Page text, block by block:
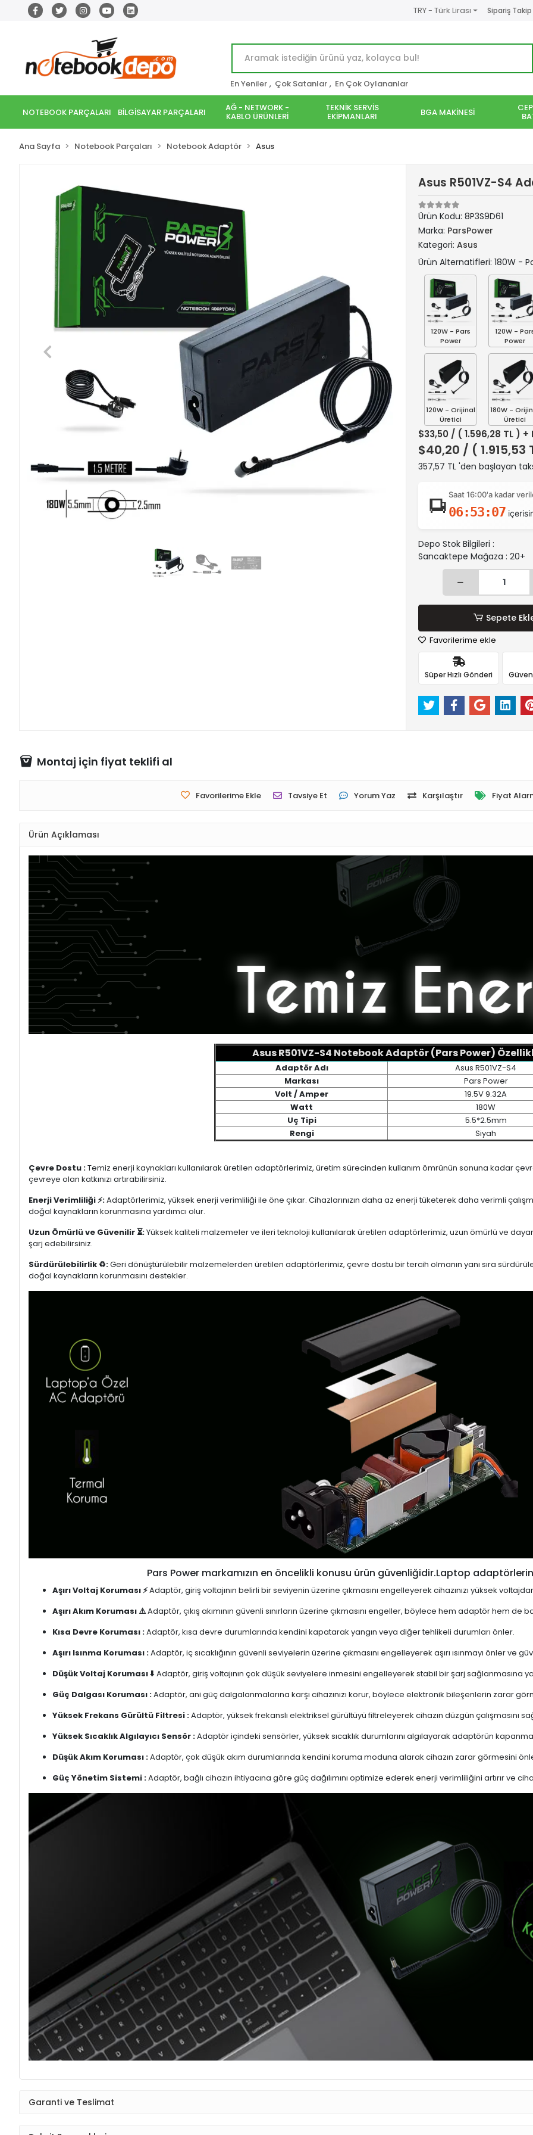
TRY - Türk Lirası Sipariş Takip
En Yeniler , Çok Satanlar , En Çok Oylananlar
NOTEBOOK PARÇALARI BİLGİSAYAR PARÇALARI AĞ - NETWORK -
KABLO ÜRÜNLERİ
TEKNİK SERVİS
EKİPMANLARI BGA MAKİNESİ
Ana Sayfa Notebook Parçaları Notebook Adaptör Asus
Asus R501VZ-S4
Ürün Kodu: 8P3S9D61
Marka: ParsPower
Kategori: Asus
Ürün Alternatifleri: 180W -
120W - Pars
Power
120W -
Power
120W - Orijinal
Üretici
180W -
Üretici
$33,50 / ( 1.596,28 TL ) +
$40,20 / ( 1.915,53
357,57 TL 'den başlayan
Saat 16:00'a kadar
06:53:06
Depo Stok Bilgileri :
Sancaktepe Mağaza : 20+
Sepete
Favorilerime ekle
Süper Hızlı Gönderi
Montaj için fiyat teklifi al
Favorilerime Ekle Tavsiye Et Yorum Yaz Karşılaştır Fiyat
Ürün Açıklaması
Asus R501VZ-S4 Notebook Adaptör (Pars Power)
Adaptör Adı
Asus R501VZ-S4
Markası
Pars Power
Volt / Amper
19.5V 9.32A
Watt
180W
Uç Tipi
5.5*2.5mm
Rengi
Siyah
Çevre Dostu :Temiz enerji kaynakları kullanılarak üretilen adaptörlerimiz, üretim sürecinden kullanım ömrünün sonuna kadar
çevreye olan katkınızı artırabilirsiniz.
Enerji Verimliliği ⚡:Adaptörlerimiz, yüksek enerji verimliliği ile öne çıkar. Cihazlarınızın daha az enerji tüketerek daha verimli
doğal kaynakların korunmasına yardımcı olur.
Uzun Ömürlü ve Güvenilir ⏳:Yüksek kaliteli malzemeler ve ileri teknoloji kullanılarak üretilen adaptörlerimiz, uzun ömürlü ve
şarj edebilirsiniz.
Sürdürülebilirlik ♻️:Geri dönüştürülebilir malzemelerden üretilen adaptörlerimiz, çevre dostu bir tercih olmanın yanı sıra
doğal kaynakların korunmasını destekler.
Pars Power markamızın en öncelikli konusu ürün güvenliğidir.Laptop
Aşırı Voltaj Koruması ⚡Adaptör, giriş voltajının belirli bir seviyenin üzerine çıkmasını engelleyerek cihazınızı yüksek
Aşırı Akım Koruması ⚠️Adaptör, çıkış akımının güvenli sınırların üzerine çıkmasını engeller, böylece hem adaptör hem de
Kısa Devre Koruması :Adaptör, kısa devre durumlarında kendini kapatarak yangın veya diğer tehlikeli durumları önler.
Aşırı Isınma Koruması :Adaptör, iç sıcaklığının güvenli seviyelerin üzerine çıkmasını engelleyerek aşırı ısınmayı önler ve
Düşük Voltaj Koruması ⬇️Adaptör, giriş voltajının çok düşük seviyelere inmesini engelleyerek stabil bir şarj sağlanmasına
Güç Dalgası Koruması :Adaptör, ani güç dalgalanmalarına karşı cihazınızı korur, böylece elektronik bileşenlerin zarar
Yüksek Frekans Gürültü Filtresi :Adaptör, yüksek frekanslı elektriksel gürültüyü filtreleyerek cihazın düzgün çalışmasını
Yüksek Sıcaklık Algılayıcı Sensör :Adaptör içindeki sensörler, yüksek sıcaklık durumlarını algılayarak adaptörün
Düşük Akım Koruması :Adaptör, çok düşük akım durumlarında kendini koruma moduna alarak cihazın zarar görmesini
Güç Yönetim Sistemi :Adaptör, bağlı cihazın ihtiyacına göre güç dağılımını optimize ederek enerji verimliliğini artırır ve
Garanti ve Teslimat